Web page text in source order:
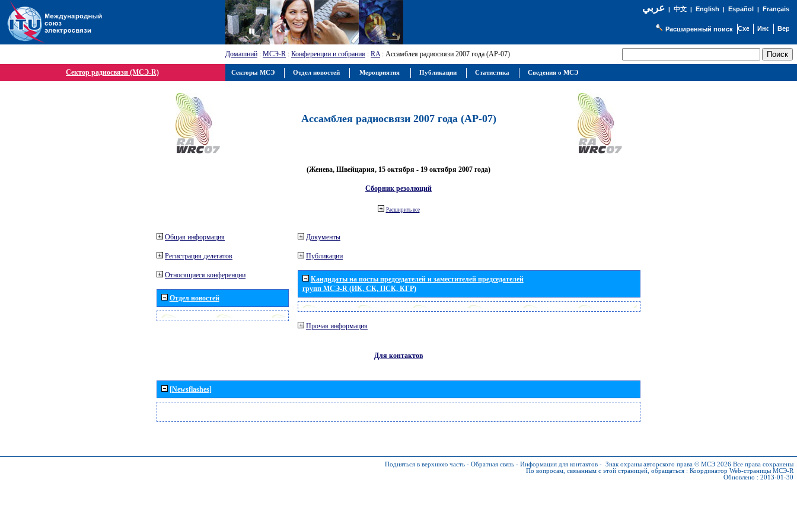
عربي| 中文| English | Español | Français
Расширенный поиск
Домашний : МСЭ-R : Конференции и собрания : RA: Ассамблея радиосвязи 2007 года (АР-07)
Сектор радиосвязи (МСЭ-R)
Ассамблея радиосвязи 2007 года (АР-07)
(Женева, Швейцария, 15 октября - 19 октября 2007 года)
Сборник резолюций
Расширить все
Общая информация
Регистрация делегатов
Относящиеся конференции
Отдел новостей
Документы
Публикации
Кандидаты на посты председателей и заместителей председателей
групп МСЭ-R (ИК, СК, ПСК, КГР)
Прочая информация
Для контактов
[Newsflashes]
Подняться в верхнюю часть - Обратная связь - Информация для контактов - Знак охраны авторского права © МСЭ 2026 Все права сохранены
По вопросам, связанным с этой страницей, обращаться : Координатор Web-страницы МСЭ-R
Обновлено : 2013-01-30
Секторы МСЭ Отдел новостей Мероприятия Публикации Статистика Сведения о МСЭ